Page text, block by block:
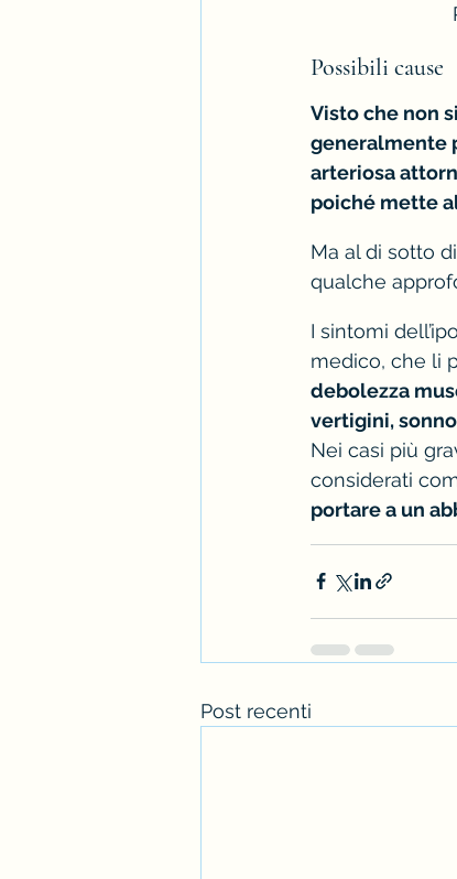
Possibili cause
Visto che non
generalmente
arteriosa
poiché mette
Ma al di sotto
qualche
I sintomi
medico, che li
debolezza
vertigini,
Nei casi più
considerati
portare a un
Post recenti